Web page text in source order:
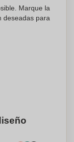
Marque la
deseadas para